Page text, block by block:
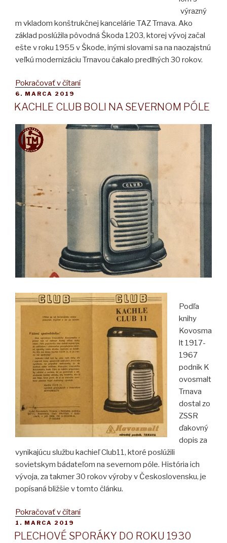
výrazný
m vkladom konštrukčnej kancelárie TAZ Trnava. Ako
základ poslúžila pôvodná Škoda 1203, ktorej vývoj začal
ešte v roku 1955 v Škode, inými slovami sa na naozajstnú
veľkú modernizáciu Trnavou čakalo predlhých 30 rokov.
Pokračovať v čítaní„ŠKODA
M“
PUBLIKOVANÉ
6. MARCA 2019
KACHLE CLUB BOLI NA SEVERNOM PÓLE
Podľa
knihy
Kovosma
lt 1917-
1967
podnik K
ovosmalt
Trnava
dostal zo
ZSSR
ďakovný
dopis za
vynikajúcu službu kachieľ Club11, ktoré poslúžili
sovietskym bádateľom na severnom póle. História ich
vývoja, za takmer 30 rokov výroby v Československu, je
popísaná bližšie v tomto článku.
Pokračovať v čítaní„KACHLE
BOLI
PUBLIKOVANÉ
1. MARCA 2019
PLECHOVÉ SPORÁKY DO ROKU 1930